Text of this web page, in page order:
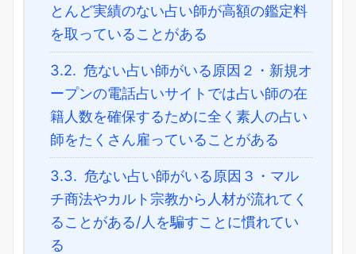
とんど実績のない占い師が高額の鑑定料
を取っていることがある
3.2. 危ない占い師がいる原因２・新規オ
ープンの電話占いサイトでは占い師の在
籍人数を確保するために全く素人の占い
師をたくさん雇っていることがある
3.3. 危ない占い師がいる原因３・マル
チ商法やカルト宗教から人材が流れてく
ることがある/人を騙すことに慣れてい
る